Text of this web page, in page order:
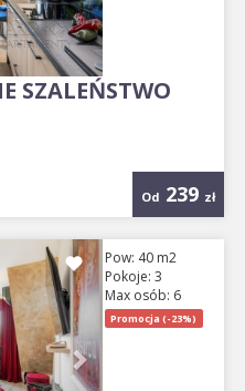
Od 239 zł
NextPow: 40 m2
Pokoje: 3
Max osób: 6
Promocja (-23%)